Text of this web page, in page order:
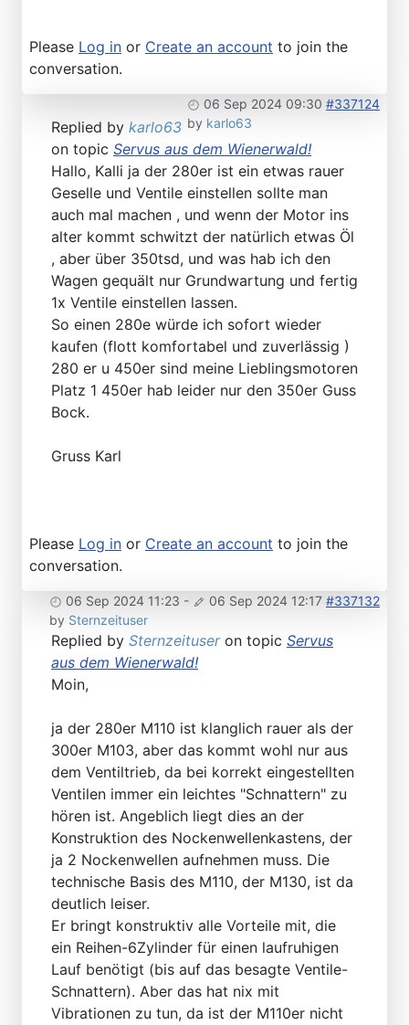
Please Log in or Create an account to join the
conversation.
06 Sep 2024 09:30 #337124
by karlo63
Replied by karlo63
on topic Servus aus dem Wienerwald!
Hallo, Kalli ja der 280er ist ein etwas rauer
Geselle und Ventile einstellen sollte man
auch mal machen , und wenn der Motor ins
alter kommt schwitzt der natürlich etwas Öl
, aber über 350tsd, und was hab ich den
Wagen gequält nur Grundwartung und fertig
1x Ventile einstellen lassen.
So einen 280e würde ich sofort wieder
kaufen (flott komfortabel und zuverlässig )
280 er u 450er sind meine Lieblingsmotoren
Platz 1 450er hab leider nur den 350er Guss
Bock.
Gruss Karl
Please Log in or Create an account to join the
conversation.
06 Sep 2024 11:23 - 06 Sep 2024 12:17 #337132
by Sternzeituser
Replied by Sternzeituseron topic Servus
aus dem Wienerwald!
Moin,
ja der 280er M110 ist klanglich rauer als der
300er M103, aber das kommt wohl nur aus
dem Ventiltrieb, da bei korrekt eingestellten
Ventilen immer ein leichtes "Schnattern" zu
hören ist. Angeblich liegt dies an der
Konstruktion des Nockenwellenkastens, der
ja 2 Nockenwellen aufnehmen muss. Die
technische Basis des M110, der M130, ist da
deutlich leiser.
Er bringt konstruktiv alle Vorteile mit, die
ein Reihen-6Zylinder für einen laufruhigen
Lauf benötigt (bis auf das besagte Ventile-
Schnattern). Aber das hat nix mit
Vibrationen zu tun, da ist der M110er nicht